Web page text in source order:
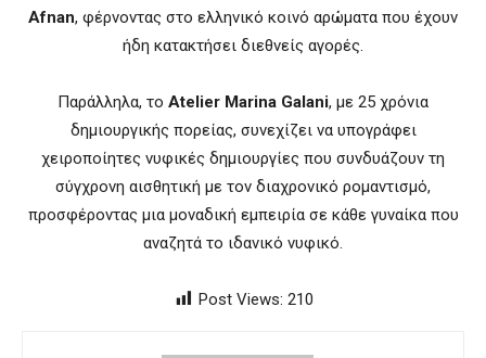
Afnan, φέρνοντας στο ελληνικό κοινό αρώματα που έχουν
ήδη κατακτήσει διεθνείς αγορές.
Παράλληλα, το Atelier Marina Galani, με 25 χρόνια
δημιουργικής πορείας, συνεχίζει να υπογράφει
χειροποίητες νυφικές δημιουργίες που συνδυάζουν τη
σύγχρονη αισθητική με τον διαχρονικό ρομαντισμό,
προσφέροντας μια μοναδική εμπειρία σε κάθε γυναίκα που
αναζητά το ιδανικό νυφικό.
Post Views: 210